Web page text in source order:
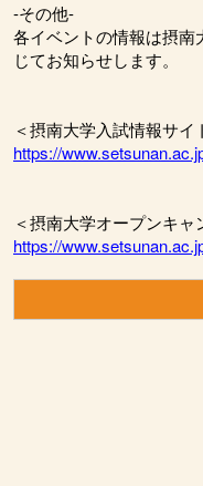
-その他-
各イベントの情報は摂南
じてお知らせします。
＜摂南大学入試情報サイ
https://
＜摂南大学オープンキャ
https://